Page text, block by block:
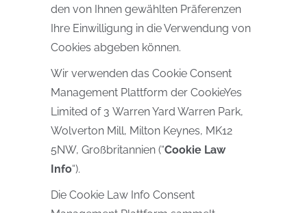
den von Ihnen gewählten Präferenzen
Ihre Einwilligung in die Verwendung von
Cookies abgeben können.
Wir verwenden das Cookie Consent
Management Plattform der CookieYes
Limited of 3 Warren Yard Warren Park,
Wolverton Mill, Milton Keynes, MK12
5NW, Großbritannien (“Cookie Law
Info“).
Die Cookie Law Info Consent